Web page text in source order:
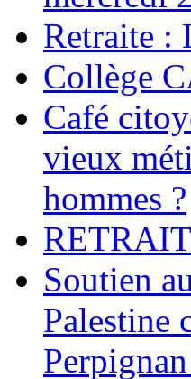
Retraite :
Collège
Café
vieux
hommes ?
Soutien
Palestine